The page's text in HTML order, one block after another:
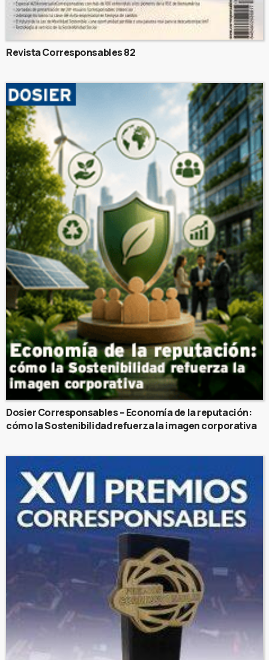
Revista Corresponsables 82
Dosier Corresponsables – Economía de la reputación:
cómo la Sostenibilidad refuerza la imagen corporativa